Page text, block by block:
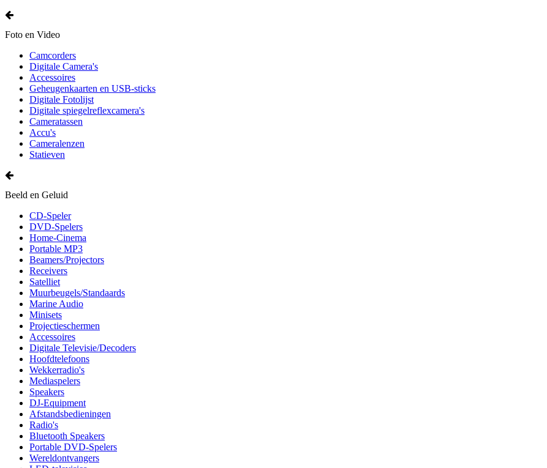
Foto en Video
Camcorders
Digitale Camera's
Accessoires
Geheugenkaarten en USB-sticks
Digitale Fotolijst
Digitale spiegelreflexcamera's
Cameratassen
Accu's
Cameralenzen
Statieven
Beeld en Geluid
CD-Speler
DVD-Spelers
Home-Cinema
Portable MP3
Beamers/Projectors
Receivers
Satelliet
Muurbeugels/Standaards
Marine Audio
Minisets
Projectieschermen
Accessoires
Digitale Televisie/Decoders
Hoofdtelefoons
Wekkerradio's
Mediaspelers
Speakers
DJ-Equipment
Afstandsbedieningen
Radio's
Bluetooth Speakers
Portable DVD-Spelers
Wereldontvangers